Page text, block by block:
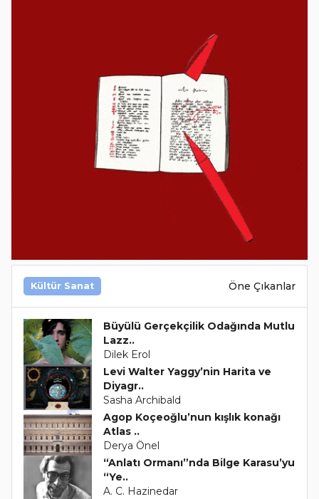
Kültür Sanat Öne Çıkanlar
Büyülü Gerçekçilik Odağında Mutlu
Lazz..
Dilek Erol
Levi Walter Yaggy’nin Harita ve
Diyagr..
Sasha Archibald
Agop Koçeoğlu’nun kışlık konağı
Atlas ..
Derya Önel
“Anlatı Ormanı”nda Bilge Karasu’yu
“Ye..
A. C. Hazinedar